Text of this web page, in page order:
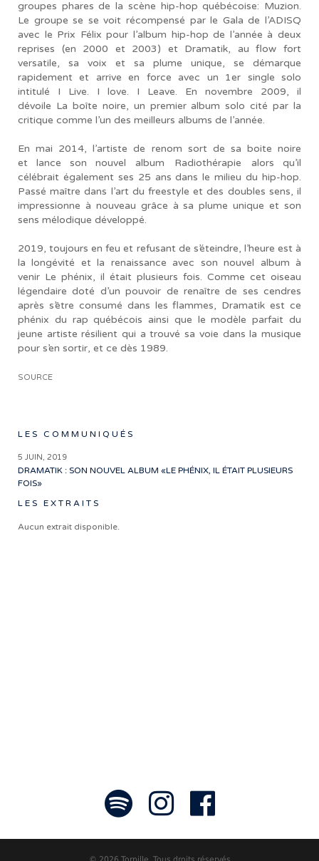
groupes phares de la scène hip-hop québécoise: Muzion.
Le groupe se se voit récompensé par le Gala de l’ADISQ
avec le Prix Félix pour l’album hip-hop de l’année à deux
reprises (en 2000 et 2003) et Dramatik, au flow fort
versatile, sa voix et sa plume unique, se démarque
rapidement et arrive en force avec un 1er single solo
intitulé I Live. I love. I Leave. En novembre 2009, il
dévoile La boîte noire, un premier album solo cité par la
critique comme l’un des meilleurs albums de l’année.
En mai 2014, l’artiste de renom sort de sa boite noire
et lance son nouvel album Radiothérapie alors qu’il
célébrait également ses 25 ans dans le milieu du hip-hop.
Passé maître dans l’art du freestyle et des doubles sens, il
impressionne à nouveau grâce à sa plume unique et son
sens mélodique développé.
2019, toujours en feu et refusant de s’éteindre, l’heure est à
la longévité et la renaissance avec son nouvel album à
venir Le phénix, il était plusieurs fois. Comme cet oiseau
légendaire doté d’un pouvoir de renaître de ses cendres
après s’être consumé dans les flammes, Dramatik est ce
phénix du rap québécois ainsi que le modèle parfait du
jeune artiste résilient qui a trouvé sa voie dans la musique
pour s’en sortir, et ce dès 1989.
SOURCE
LES COMMUNIQUÉS
5 JUIN, 2019
DRAMATIK : SON NOUVEL ALBUM «LE PHÉNIX, IL ÉTAIT PLUSIEURS
FOIS»
LES EXTRAITS
Aucun extrait disponible.